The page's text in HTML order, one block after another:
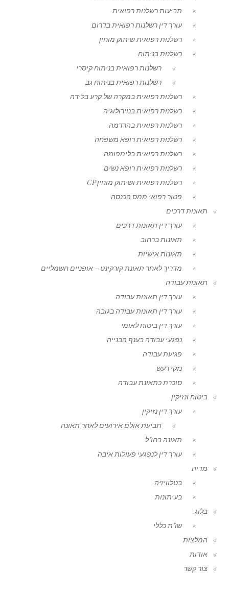
תביעות רשלנות רפואית
עורך דין רשלנות רפואית בדרום
רשלנות רפואית שיתוק מוחין
רשלנות בניתוח
רשלנות רפואית בניתוח קיסרי
רשלנות רפואית בניתוח גב
רשלנות רפואית במקרה של קרע בלידה
רשלנות רפואית בנוירולוגיה
רשלנות רפואית בהרדמה
רשלנות רפואית רופא משפחה
רשלנות רפואית בלימפומה
רשלנות רפואית רופא נשים
רשלנות רפואית ושיתוק מוחין CP
פטור רפואי ממס הכנסה
תאונות דרכים
עורך דין תאונות דרכים
תאונות ברחוב
תאונות אישיות
מדריך לאחר תאונת קורקינט – אופניים חשמליים
תאונות עבודה
עורך דין תאונות עבודה
עורך דין תאונות עבודה בגובה
עורך דין ביטוח לאומי
נפגעי עבודה בענף הבנייה
פגיעת עבודה
נזקי רעש
סוכרת כתאונת עבודה
ביטוח ונזיקין
עורך דין נזיקין
תביעת אולם אירועים לאחר תאונה
תאונה בחו"ל
עורך דין לנפגעי פעולות איבה
מדיה
בטלוויזיה
בעיתונות
בלוג
שו"ת כללי
המלצות
אודות
צור קשר